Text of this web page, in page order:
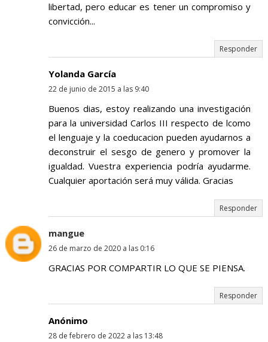
libertad, pero educar es tener un compromiso y
convicción...
Responder
Yolanda García
22 de junio de 2015 a las 9:40
Buenos dias, estoy realizando una investigación
para la universidad Carlos III respecto de lcomo
el lenguaje y la coeducacion pueden ayudarnos a
deconstruir el sesgo de genero y promover la
igualdad. Vuestra experiencia podría ayudarme.
Cualquier aportación será muy válida. Gracias
Responder
mangue
26 de marzo de 2020 a las 0:16
GRACIAS POR COMPARTIR LO QUE SE PIENSA.
Responder
Anónimo
28 de febrero de 2022 a las 13:48